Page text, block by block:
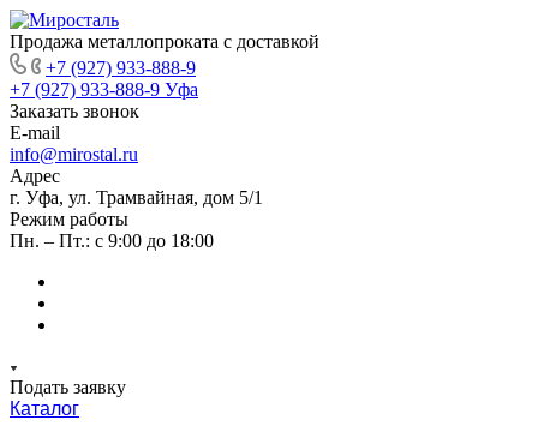
Продажа металлопроката с доставкой
+7 (927) 933-888-9
+7 (927) 933-888-9 Уфа
Заказать звонок
E-mail
info@mirostal.ru
Адрес
г. Уфа, ул. Трамвайная, дом 5/1
Режим работы
Пн. – Пт.: с 9:00 до 18:00
Подать заявку
Каталог